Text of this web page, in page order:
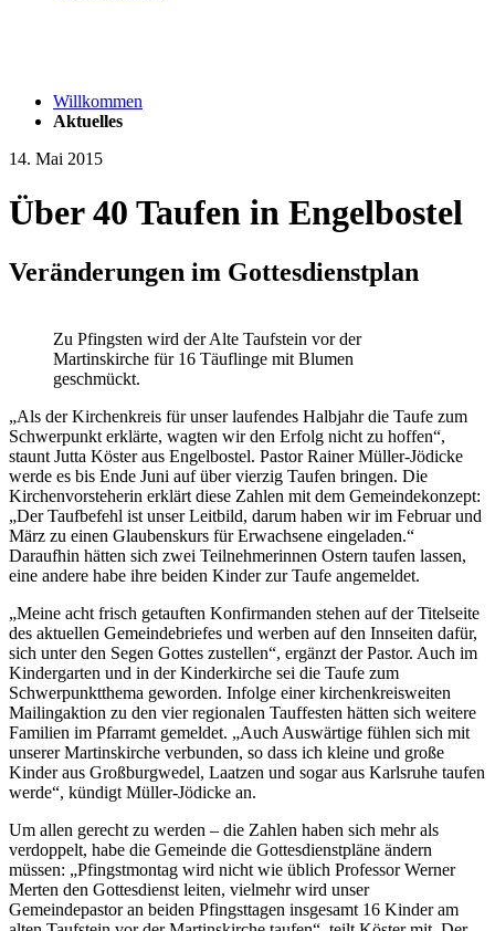
Willkommen
Aktuelles
14. Mai 2015
Über 40 Taufen in Engelbostel
Veränderungen im Gottesdienstplan
Zu Pfingsten wird der Alte Taufstein vor der
Martinskirche für 16 Täuflinge mit Blumen
geschmückt.
„Als der Kirchenkreis für unser laufendes Halbjahr die Taufe zum
Schwerpunkt erklärte, wagten wir den Erfolg nicht zu hoffen“,
staunt Jutta Köster aus Engelbostel. Pastor Rainer Müller-Jödicke
werde es bis Ende Juni auf über vierzig Taufen bringen. Die
Kirchenvorsteherin erklärt diese Zahlen mit dem Gemeindekonzept:
„Der Taufbefehl ist unser Leitbild, darum haben wir im Februar und
März zu einen Glaubenskurs für Erwachsene eingeladen.“
Daraufhin hätten sich zwei Teilnehmerinnen Ostern taufen lassen,
eine andere habe ihre beiden Kinder zur Taufe angemeldet.
„Meine acht frisch getauften Konfirmanden stehen auf der Titelseite
des aktuellen Gemeindebriefes und werben auf den Innseiten dafür,
sich unter den Segen Gottes zustellen“, ergänzt der Pastor. Auch im
Kindergarten und in der Kinderkirche sei die Taufe zum
Schwerpunktthema geworden. Infolge einer kirchenkreisweiten
Mailingaktion zu den vier regionalen Tauffesten hätten sich weitere
Familien im Pfarramt gemeldet. „Auch Auswärtige fühlen sich mit
unserer Martinskirche verbunden, so dass ich kleine und große
Kinder aus Großburgwedel, Laatzen und sogar aus Karlsruhe taufen
werde“, kündigt Müller-Jödicke an.
Um allen gerecht zu werden – die Zahlen haben sich mehr als
verdoppelt, habe die Gemeinde die Gottesdienstpläne ändern
müssen: „Pfingstmontag wird nicht wie üblich Professor Werner
Merten den Gottesdienst leiten, vielmehr wird unser
Gemeindepastor an beiden Pfingsttagen insgesamt 16 Kinder am